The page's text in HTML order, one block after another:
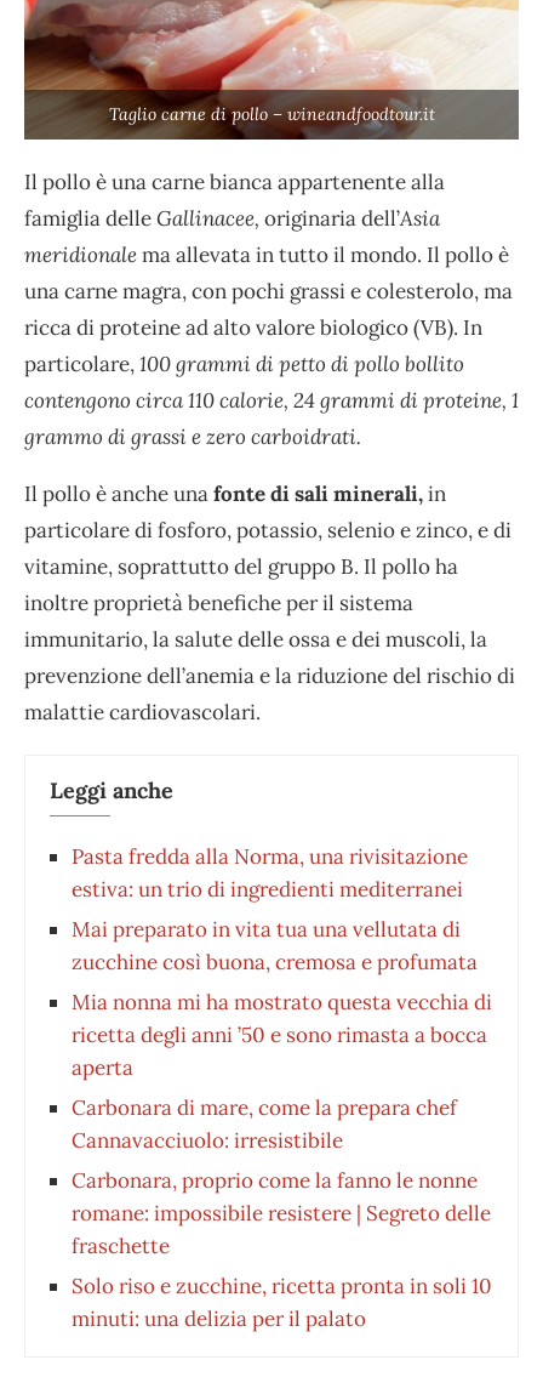
Taglio carne di pollo – wineandfoodtour.it
Il pollo è una carne bianca appartenente alla
famiglia delleGallinacee, originaria dell’Asia
meridionalema allevata in tutto il mondo. Il pollo è
una carne magra, con pochi grassi e colesterolo, ma
ricca di proteine ad alto valore biologico (VB). In
particolare,100 grammi di petto di pollo bollito
contengono circa 110 calorie, 24 grammi di proteine, 1
grammo di grassi e zero carboidrati.
Il pollo è anche unafonte di sali minerali,in
particolare di fosforo, potassio, selenio e zinco, e di
vitamine, soprattutto del gruppo B. Il pollo ha
inoltre proprietà benefiche per il sistema
immunitario, la salute delle ossa e dei muscoli, la
prevenzione dell’anemia e la riduzione del rischio di
malattie cardiovascolari.
Leggi anche
Pasta fredda alla Norma, una rivisitazione
estiva: un trio di ingredienti mediterranei
Mai preparato in vita tua una vellutata di
zucchine così buona, cremosa e profumata
Mia nonna mi ha mostrato questa vecchia di
ricetta degli anni ’50 e sono rimasta a bocca
aperta
Carbonara di mare, come la prepara chef
Cannavacciuolo: irresistibile
Carbonara, proprio come la fanno le nonne
romane: impossibile resistere | Segreto delle
fraschette
Solo riso e zucchine, ricetta pronta in soli 10
minuti: una delizia per il palato